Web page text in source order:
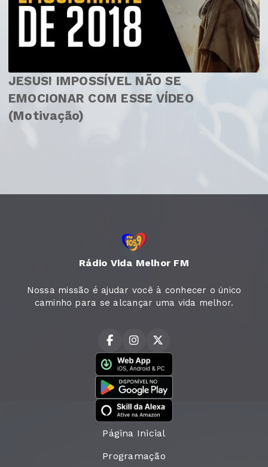
JESUS! IMPOSSÍVEL NÃO SE
EMOCIONAR COM ESSE VÍDEO
(Motivação)
Rádio Vida Melhor FM
Nossa missão é ajudar você à conhecer o único
caminho para se alcançar uma vida melhor.
Página Inicial
Programação